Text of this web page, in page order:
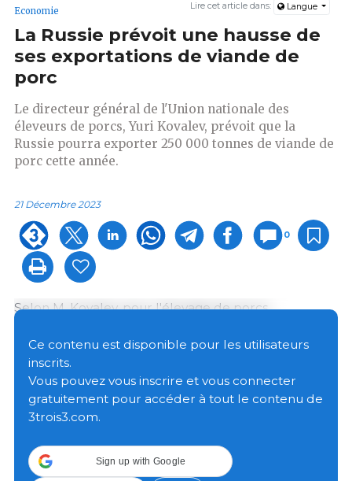
Lire cet article dans: Langue
Economie
La Russie prévoit une hausse de
ses exportations de viande de
porc
Le directeur général de l'Union nationale des
éleveurs de porcs, Yuri Kovalev, prévoit que la
Russie pourra exporter 250 000 tonnes de viande de
porc cette année.
21 Décembre 2023
0
Selon M. Kovalev, pour l'élevage de porcs,
développement. Cette année, contrairement à
l'année dernière où une baisse de 10 à 15 % avait été
enregistrée, les exportations ont augmenté de
manière significative. En général, on s'attend à ce
qu'elles atteignent un chiffre d'environ 250 000
Selon sa présentation, en neuf mois, les exportations
Ce contenu est disponible pour les utilisateurs
inscrits.
Vous pouvez vous inscrire et vous connecter
gratuitement pour accéder à tout le contenu de
3trois3.com.
Sign up with Google